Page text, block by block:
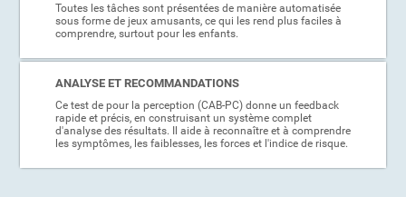
Toutes les tâches sont présentées de manière automatisée
sous forme de jeux amusants, ce qui les rend plus faciles à
comprendre, surtout pour les enfants.
ANALYSE ET RECOMMANDATIONS
Ce test de pour la perception (CAB-PC) donne un feedback
rapide et précis, en construisant un système complet
d'analyse des résultats. Il aide à reconnaître et à comprendre
les symptômes, les faiblesses, les forces et l'indice de risque.